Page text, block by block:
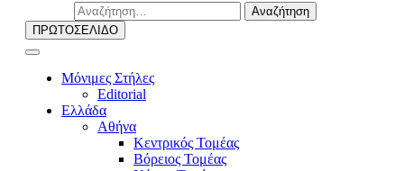
Αναζήτηση
για:
ΠΡΩΤΟΣΕΛΙΔΟ
Μόνιμες Στήλες
Editorial
Ελλάδα
Αθήνα
Κεντρικός Τομέας
Βόρειος Τομέας